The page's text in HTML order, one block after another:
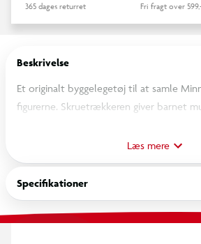
365 dages returret Fri fragt over
Beskrivelse
Et originalt byggelegetøj til at samle
figurerne. Skruetrækkeren giver barnet
essentielle færdigheder for barnets
tidligste år. At samle figurerne på og af
skruetrækkeren hjælper barnet med at
færdigheder. Farver og former
opfattelse.
Læs mere
Specifikationer